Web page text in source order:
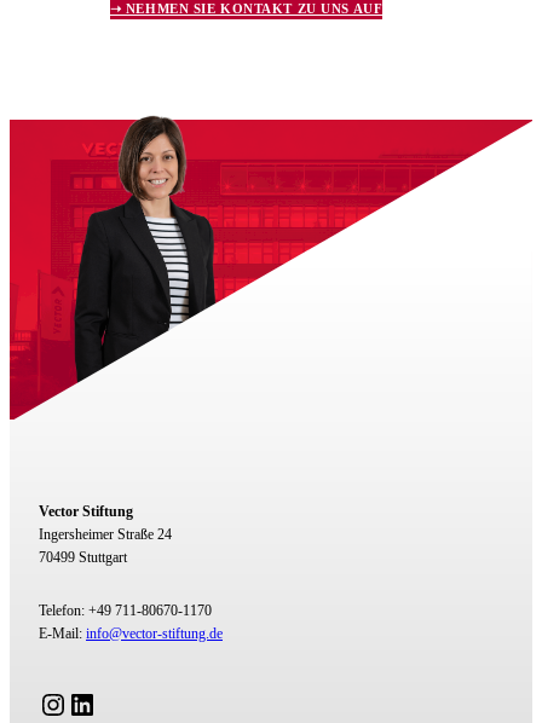
➝ NEHMEN SIE KONTAKT ZU UNS AUF
Vector Stiftung
Ingersheimer Straße 24
70499 Stuttgart
Telefon: +49 711-80670-1170
E-Mail: info@vector-stiftung.de
Instagram
LinkedIn